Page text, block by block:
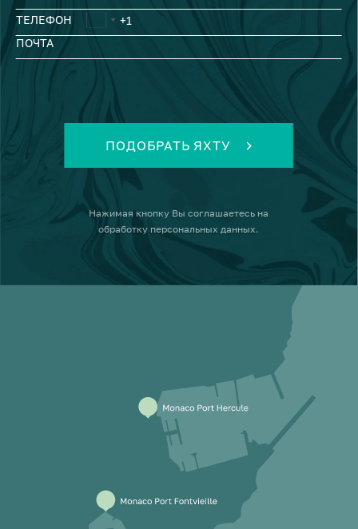
ТЕЛЕФОН
ПОЧТА
ПОДОБРАТЬ ЯХТУ
Нажимая кнопку Вы соглашаетесь на
обработку персональных данных.